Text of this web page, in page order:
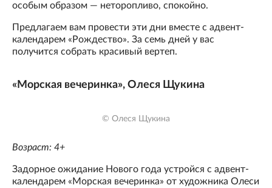
особым образом — неторопливо, спокойно.
Предлагаем вам провести эти дни вместе с адвент-
календарем «Рождество». За семь дней у вас
получится собрать красивый вертеп.
«Морская вечеринка», Олеся Щукина
© Олеся Щукина
Возраст: 4+
Задорное ожидание Нового года устройся с адвент-
календарем «Морская вечеринка» от художника Олеси